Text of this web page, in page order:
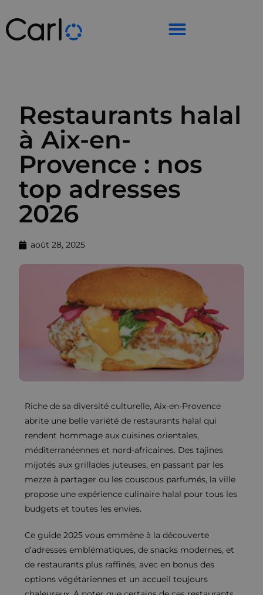
Restaurants halal
à Aix-en-
Provence : nos
top adresses
2026
août 28, 2025
Riche de sa diversité culturelle, Aix-en-Provence
abrite une belle variété de restaurants halal qui
rendent hommage aux cuisines orientales,
méditerranéennes et nord-africaines. Des tajines
mijotés aux grillades juteuses, en passant par les
mezze à partager ou les couscous parfumés, la ville
propose une expérience culinaire halal pour tous les
budgets et toutes les envies.
Ce guide 2025 vous emmène à la découverte
d’adresses emblématiques, de snacks modernes, et
de restaurants plus raffinés, avec en bonus des
options végétariennes et un accueil toujours